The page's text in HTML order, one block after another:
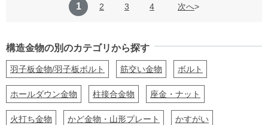
1 2 3 4 次へ
構造金物の別のカテゴリから探す
羽子板金物/羽子板ボルト 筋交い金物 ボルト
ホールダウン金物 柱接合金物 座金・ナット
火打ち金物 かど金物・山形プレート かすがい